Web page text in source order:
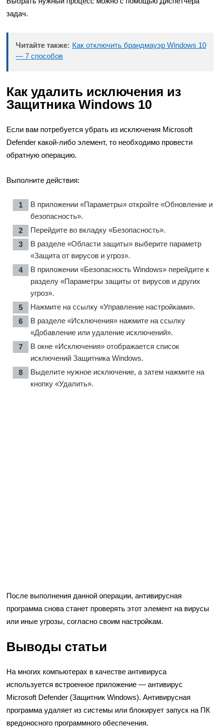
задач.
Читайте также: Как отключить брандмауэр Windows 10
— 7 способов
Как удалить исключения из
Защитника Windows 10
Если вам потребуется убрать из исключения Microsoft
Defender какой-либо элемент, то необходимо провести
обратную операцию.
Выполните действия:
В приложении «Параметры» откройте «Обновление и
безопасность».
Перейдите во вкладку «Безопасность».
В разделе «Области защиты» выберите параметр
«Защита от вирусов и угроз».
В приложении «Безопасность Windows» перейдите к
разделу «Параметры защиты от вирусов и других
угроз».
Нажмите на ссылку «Управление настройками».
В разделе «Исключения» нажмите на ссылку
«Добавление или удаление исключений».
В окне «Исключения» отображается список
исключений Защитника Windows.
Выделите нужное исключение, а затем нажмите на
кнопку «Удалить».
После выполнения данной операции, антивирусная
программа снова станет проверять этот элемент на вирусы
или иные угрозы, согласно своим настройкам.
Выводы статьи
На многих компьютерах в качестве антивируса
используется встроенное приложение — антивирус
Microsoft Defender (Защитник Windows). Антивирусная
программа удаляет из системы или блокирует запуск на ПК
вредоносного программного обеспечения.